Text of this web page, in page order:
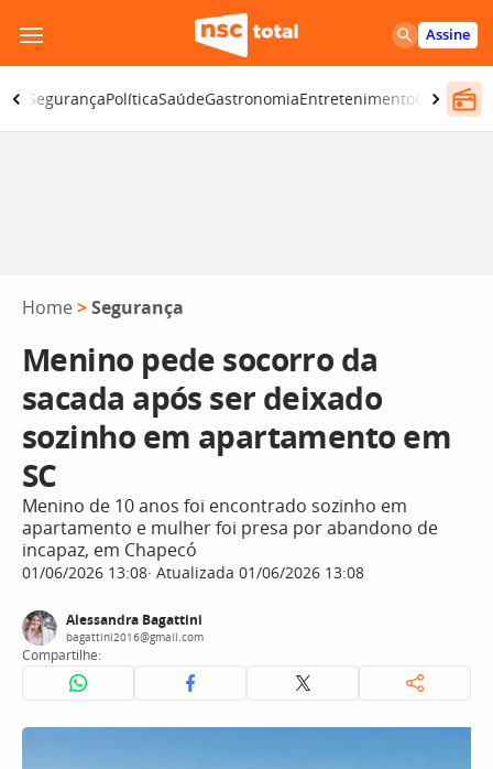
para
o
conteúdo
Assine
SegurançaPolíticaSaúdeGastronomiaEntretenimentoCBN
Home >Segurança
Menino pede socorro da
sacada após ser deixado
sozinho em apartamento em
SC
Menino de 10 anos foi encontrado sozinho em
apartamento e mulher foi presa por abandono de
incapaz, em Chapecó
01/06/2026 13:08 Atualizada 01/06/2026 13:08
Alessandra Bagattini
bagattini2016@gmail.com
Compartilhe: